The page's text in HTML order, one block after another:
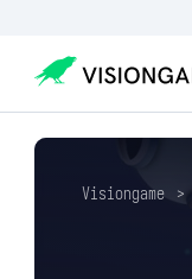
Visiongame >